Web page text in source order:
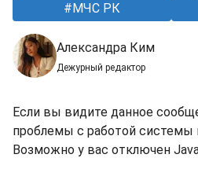
МЧС РК
Александра Ким
Дежурный редактор
Если вы видите данное
проблемы с работой системы
Возможно у вас отключен